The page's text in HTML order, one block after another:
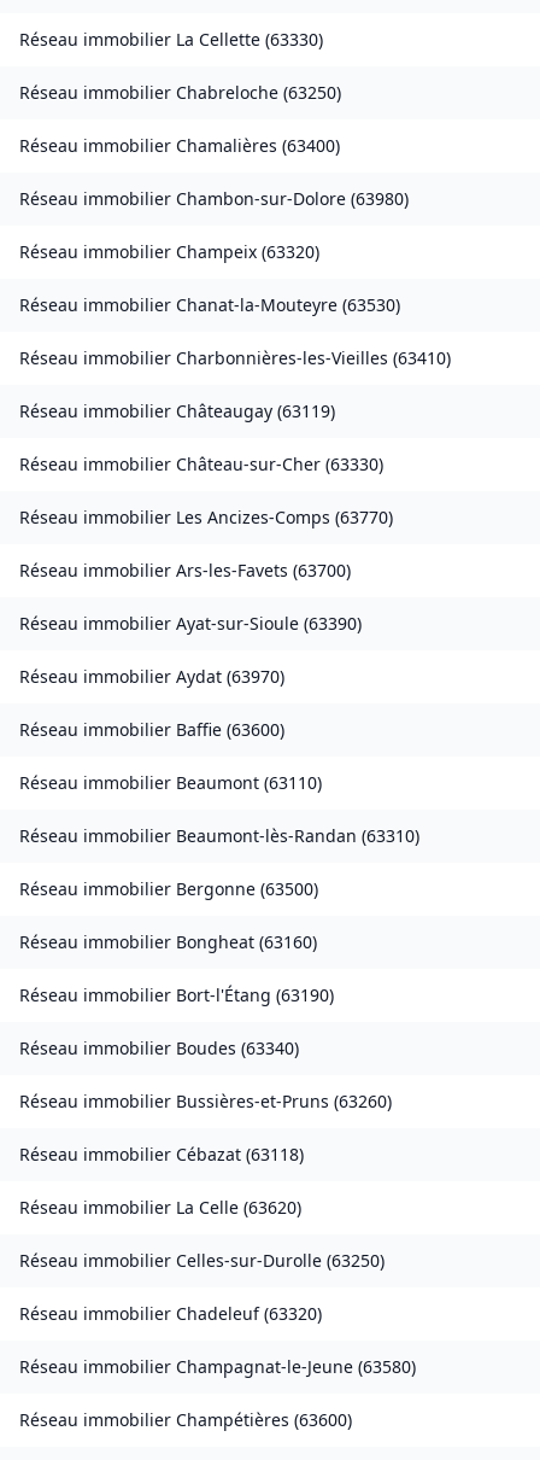
Réseau immobilier La Cellette (63330)
Réseau immobilier Chabreloche (63250)
Réseau immobilier Chamalières (63400)
Réseau immobilier Chambon-sur-Dolore (63980)
Réseau immobilier Champeix (63320)
Réseau immobilier Chanat-la-Mouteyre (63530)
Réseau immobilier Charbonnières-les-Vieilles (63410)
Réseau immobilier Châteaugay (63119)
Réseau immobilier Château-sur-Cher (63330)
Réseau immobilier Les Ancizes-Comps (63770)
Réseau immobilier Ars-les-Favets (63700)
Réseau immobilier Ayat-sur-Sioule (63390)
Réseau immobilier Aydat (63970)
Réseau immobilier Baffie (63600)
Réseau immobilier Beaumont (63110)
Réseau immobilier Beaumont-lès-Randan (63310)
Réseau immobilier Bergonne (63500)
Réseau immobilier Bongheat (63160)
Réseau immobilier Bort-l'Étang (63190)
Réseau immobilier Boudes (63340)
Réseau immobilier Bussières-et-Pruns (63260)
Réseau immobilier Cébazat (63118)
Réseau immobilier La Celle (63620)
Réseau immobilier Celles-sur-Durolle (63250)
Réseau immobilier Chadeleuf(63320)
Réseau immobilier Champagnat-le-Jeune (63580)
Réseau immobilier Champétières (63600)